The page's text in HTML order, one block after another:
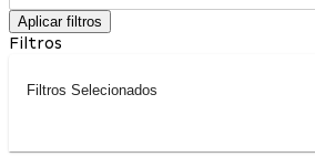
Aplicar filtros
Filtros
Filtros Selecionados